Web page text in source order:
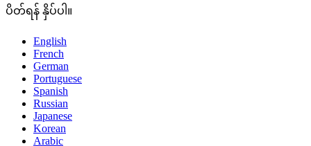
ပိတ်ရန် နှိပ်ပါ။
English
French
German
Portuguese
Spanish
Russian
Japanese
Korean
Arabic